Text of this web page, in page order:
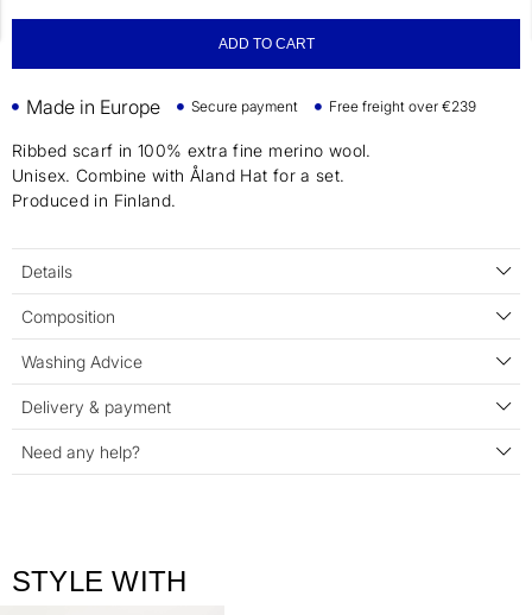
ADD TO CART
Made in Europe Secure payment Free freight over €239
Ribbed scarf in 100% extra fine merino wool.
Unisex. Combine with Åland Hat for a set.
Produced in Finland.
Details
Composition
Washing Advice
Delivery & payment
Need any help?
STYLE WITH